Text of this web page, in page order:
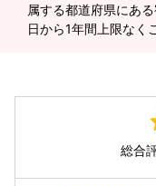
属する都道府県にあ
日から1年間上限なく
総合